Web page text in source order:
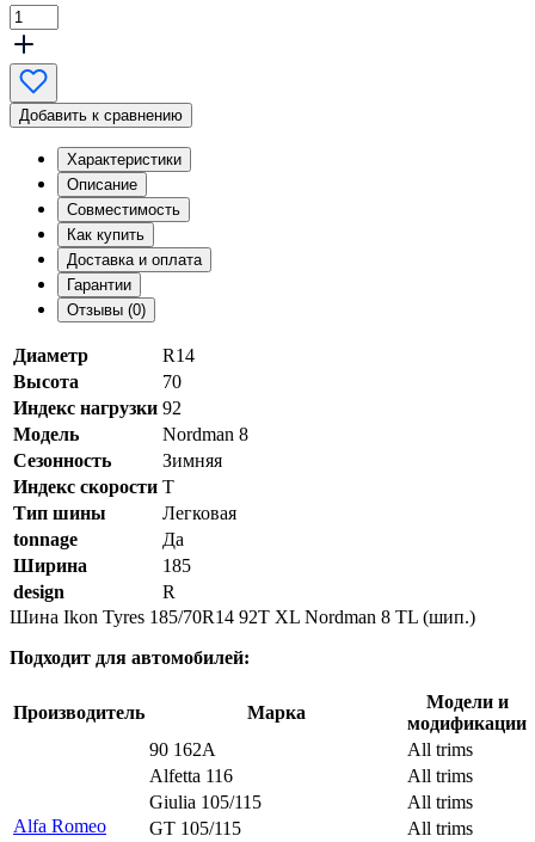
Добавить к сравнению
Характеристики
Описание
Совместимость
Как купить
Доставка и оплата
Гарантии
Отзывы (0)
Диаметр
R14
Высота
70
Индекс нагрузки 92
Модель
Nordman 8
Сезонность
Зимняя
Индекс скорости T
Тип шины
Легковая
tonnage
Да
Ширина
185
design
R
Шина Ikon Tyres 185/70R14 92T XL Nordman 8 TL (шип.)
Подходит для автомобилей:
Производитель Марка
Модели и
модификации
Alfa Romeo
90 162A
All trims
Alfetta 116
All trims
Giulia 105/115
All trims
GT 105/115
All trims